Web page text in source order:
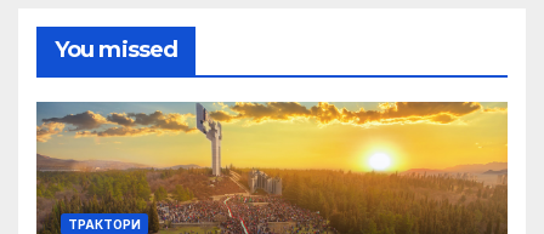
You missed
ТРАКТОРИ